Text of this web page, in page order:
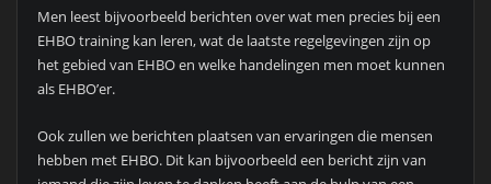
Men leest bijvoorbeeld berichten over wat men precies bij een
EHBO training kan leren, wat de laatste regelgevingen zijn op
het gebied van EHBO en welke handelingen men moet kunnen
als EHBO’er.
Ook zullen we berichten plaatsen van ervaringen die mensen
hebben met EHBO. Dit kan bijvoorbeeld een bericht zijn van